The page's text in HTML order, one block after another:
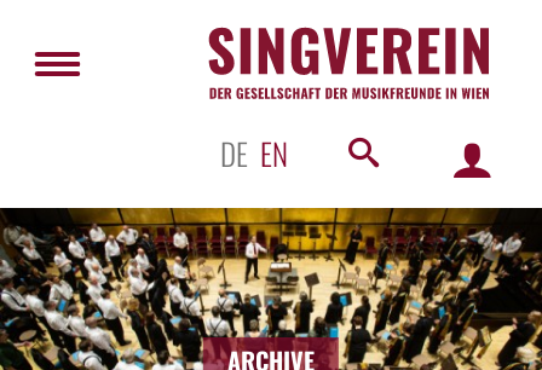
DE EN
ARCHIVE